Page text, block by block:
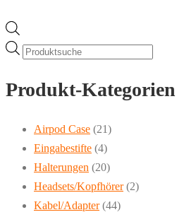
Products
Produkt-Kategorien
Airpod Case (21)
Eingabestifte (4)
Halterungen (20)
Headsets/Kopfhörer (2)
Kabel/Adapter (44)